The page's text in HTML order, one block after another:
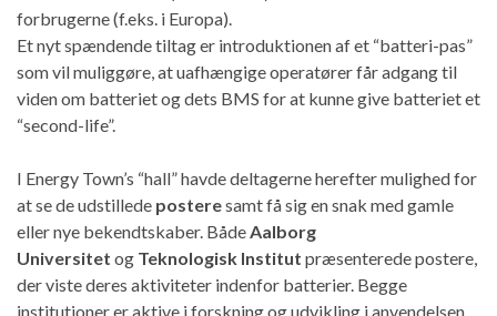
forbrugerne (f.eks. i Europa).
Et nyt spændende tiltag er introduktionen af et “batteri-pas”
som vil muliggøre, at uafhængige operatører får adgang til
viden om batteriet og dets BMS for at kunne give batteriet et
“second-life”.
I Energy Town’s “hall” havde deltagerne herefter mulighed for
at se de udstillede posteresamt få sig en snak med gamle
eller nye bekendtskaber. BådeAalborg
Universitet og Teknologisk Institut præsenterede postere,
der viste deres aktiviteter indenfor batterier. Begge
institutioner er aktive i forskning og udvikling i anvendelsen